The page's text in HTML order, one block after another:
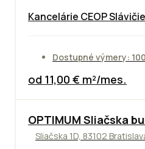
Kancelárie CEOP
Dostupné výmery:
od 11,00 € m²/mes.
OPTIMUM Sliačska
Sliačska 1D, 83102